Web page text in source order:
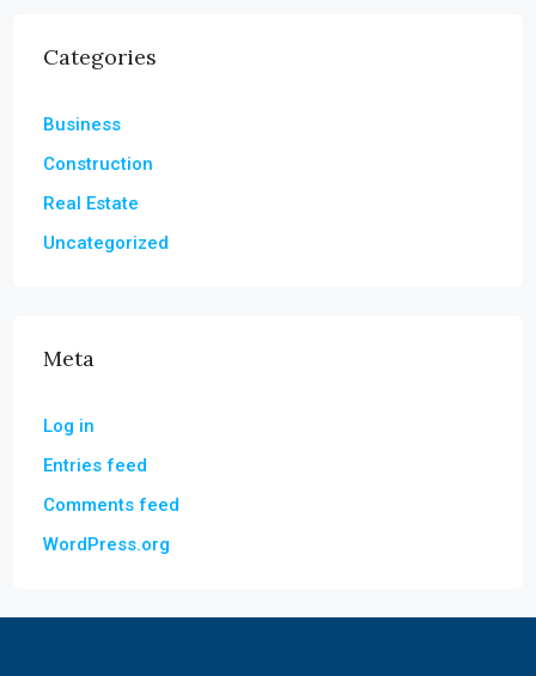
Categories
Business
Construction
Real Estate
Uncategorized
Meta
Log in
Entries feed
Comments feed
WordPress.org